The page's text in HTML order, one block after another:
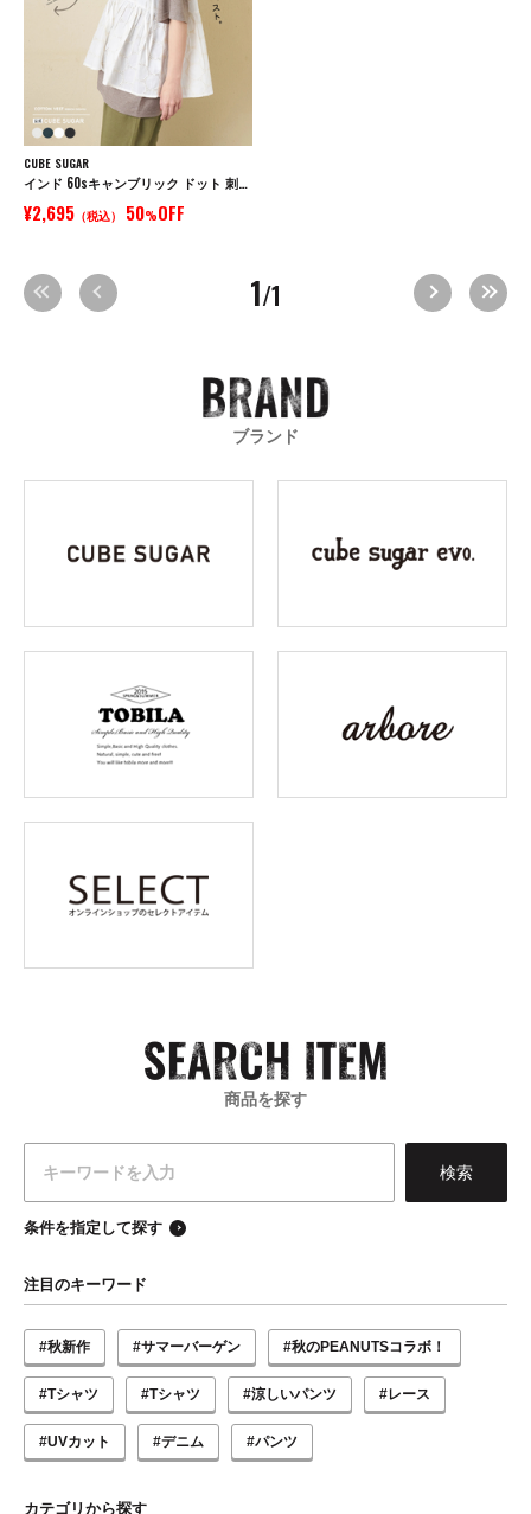
CUBE SUGAR
インド 60sキャンブリック ドット 刺繍 前後 2Way キャミソール
¥2,695 （税込） 50%OFF
1/1
ブランド
商品を探す
条件を指定して探す
注目のキーワード
#秋新作 #サマーバーゲン #秋のPEANUTSコラボ！
#Tシャツ #Tシャツ #涼しいパンツ #レース
#UVカット #デニム #パンツ
カテゴリから探す